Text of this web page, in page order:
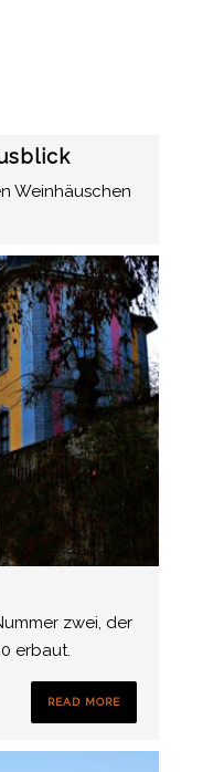
Weinhäuschen
zwei, der
erbaut.
READ MORE